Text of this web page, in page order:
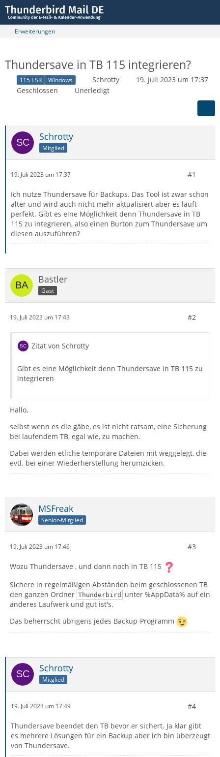
Erweiterungen
Thundersave in TB 115 integrieren?
115 ESR Windows Schrotty
19. Juli 2023 um 17:37
Geschlossen
Unerledigt
Schrotty
Mitglied
19. Juli 2023 um 17:37 #1
Ich nutze Thundersave für Backups. Das Tool ist zwar schon
älter und wird auch nicht mehr aktualisiert aber es läuft
perfekt. Gibt es eine Möglichkeit denn Thundersave in TB
115 zu integrieren, also einen Burton zum Thundersave um
diesen auszuführen?
Bastler
Gast
19. Juli 2023 um 17:43 #2
Zitat von Schrotty
Gibt es eine Möglichkeit denn Thundersave in TB 115 zu
integrieren
Hallo,
selbst wenn es die gäbe, es ist nicht ratsam, eine Sicherung
bei laufendem TB, egal wie, zu machen.
Dabei werden etliche temporäre Dateien mit weggelegt, die
evtl. bei einer Wiederherstellung herumzicken.
MSFreak
Senior-Mitglied
19. Juli 2023 um 17:46 #3
Wozu Thundersave , und dann noch in TB 115
Sichere in regelmäßigen Abständen beim geschlossenen TB
den ganzen Ordner Thunderbird
unter %AppData% auf ein
anderes Laufwerk und gut ist's.
Das beherrscht übrigens jedes Backup-Programm
Schrotty
Mitglied
19. Juli 2023 um 17:49 #4
Thundersave beendet den TB bevor er sichert. Ja klar gibt
es mehrere Lösungen für ein Backup aber ich bin überzeugt
von Thundersave.